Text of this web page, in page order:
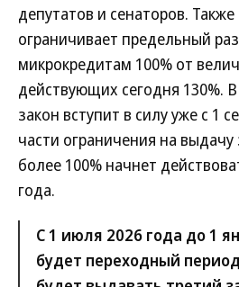
депутатов и сенаторов.
ограничивает предельный
микрокредитам 100% от
действующих сегодня 130%.
закон вступит в силу уже с 1
части ограничения на выдачу
более 100% начнет
года.
С 1 июля 2026 года до 1
будет переходный